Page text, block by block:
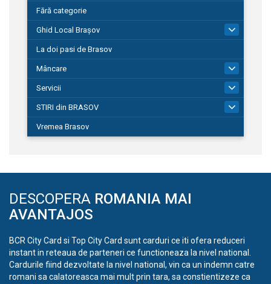
Fără categorie
Ghid Local Brașov
La doi pasi de Brasov
Mâncare
Servicii
STIRI din BRASOV
Vremea Brasov
DESCOPERA ROMANIA MAI
AVANTAJOS
BCR City Card si Top City Card sunt carduri ce iti ofera reduceri
instant in reteaua de parteneri ce functioneaza la nivel national.
Cardurile fiind dezvoltate la nivel national, vin ca un indemn catre
romani sa calatoreasca mai mult prin tara, sa constientizeze ca